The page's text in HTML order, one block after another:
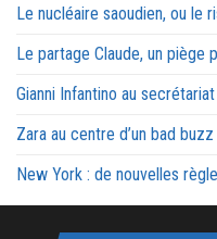
Le nucléaire saoudien, ou le
Le partage Claude, un piège
Gianni Infantino au secrétariat
Zara au centre d’un bad
New York : de nouvelles